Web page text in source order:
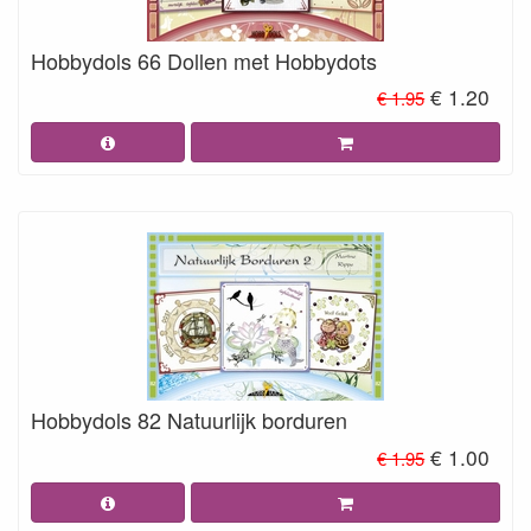
Hobbydols 66 Dollen met Hobbydots
€ 1.95 € 1.20
Hobbydols 82 Natuurlijk borduren
€ 1.95 € 1.00